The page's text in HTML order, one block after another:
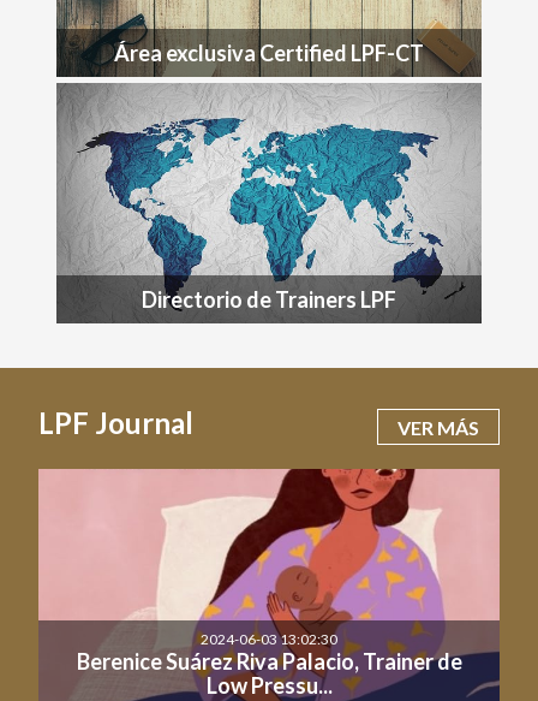
Área exclusiva Certified LPF-CT
Directorio de Trainers LPF
LPF Journal VER MÁS
2024-06-03 13:02:30
Berenice Suárez Riva Palacio, Trainer de
Low Pressu...